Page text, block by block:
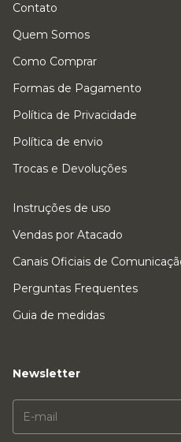
Contato
Quem Somos
Como Comprar
Formas de Pagamento
Política de Privacidade
Política de envio
Trocas e Devoluções
Instruções de uso
Vendas por Atacado
Canais Oficiais de
Perguntas Frequentes
Guia de medidas
Newsletter